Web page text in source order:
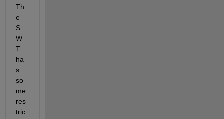
Th
e
S
W
T
ha
s
so
me
res
tric